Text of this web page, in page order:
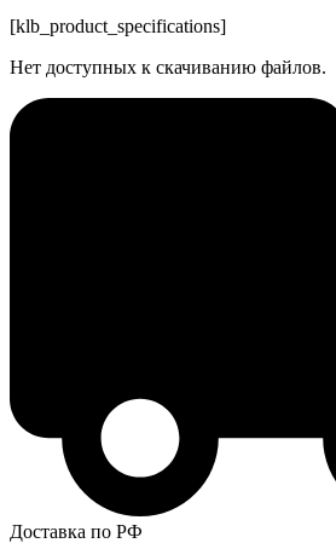
[klb_product_specifications]
Нет доступных к скачиванию файлов.
Доставка по РФ